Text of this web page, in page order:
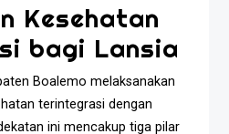
Kesehatan
bagi Lansia
Boalemo melaksanakan
terintegrasi dengan
ini mencakup tiga pilar